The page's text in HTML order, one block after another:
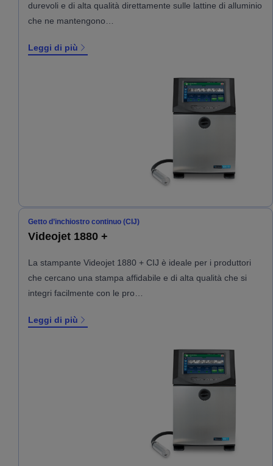
durevoli e di alta qualità direttamente sulle lattine di alluminio
che ne mantengono…
Leggi di più
Getto d’inchiostro continuo (CIJ)
Videojet 1880 +
La stampante Videojet 1880 + CIJ è ideale per i produttori
che cercano una stampa affidabile e di alta qualità che si
integri facilmente con le pro…
Leggi di più